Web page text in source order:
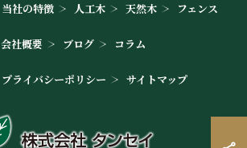
当社の特徴 人工木 天然木 フェンス
会社概要 ブログ コラム
プライバシーポリシー サイトマップ